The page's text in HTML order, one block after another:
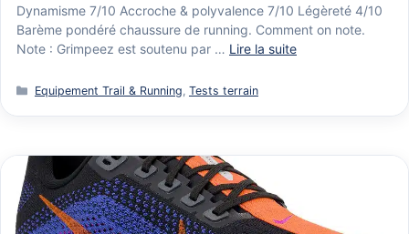
Dynamisme 7/10 Accroche & polyvalence 7/10 Légèreté 4/10
Barème pondéré chaussure de running. Comment on note.
Note : Grimpeez est soutenu par … Lire la suite
Catégories
Equipement Trail & Running, Tests terrain